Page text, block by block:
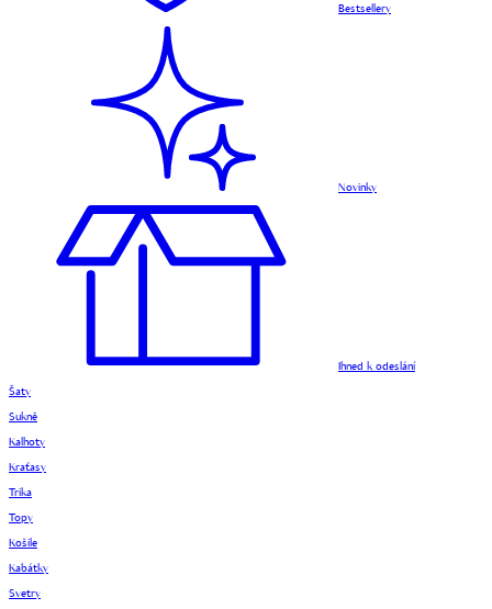
Bestsellery
Novinky
Ihned k odeslání
Šaty
Sukně
Kalhoty
Kraťasy
Trika
Topy
Košile
Kabátky
Svetry